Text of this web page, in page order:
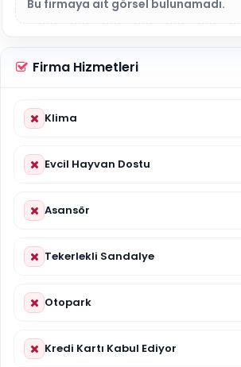
Bu firmaya ait görsel bulunamadı.
Firma Hizmetleri
Klima
Evcil Hayvan Dostu
Asansör
Tekerlekli Sandalye
Otopark
Kredi Kartı Kabul Ediyor